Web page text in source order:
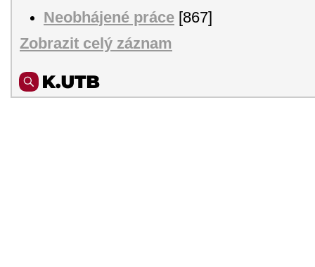
Neobhájené práce [867]
Zobrazit celý záznam